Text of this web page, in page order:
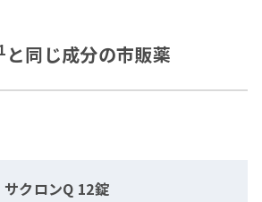
と同じ成分の市販薬
サクロンQ 12錠